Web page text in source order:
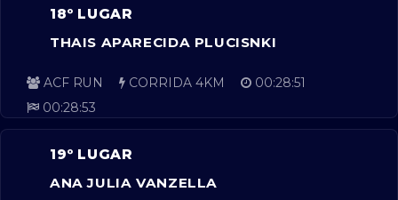
18º LUGAR
THAIS APARECIDA PLUCISNKI
ACF RUN CORRIDA 4KM
00:28:51
00:28:53
19º LUGAR
ANA JULIA VANZELLA